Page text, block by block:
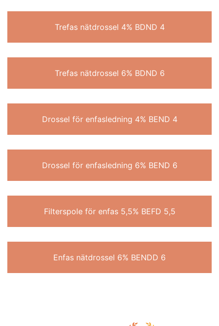
Trefas nätdrossel 4% BDND 4
Trefas nätdrossel 6% BDND 6
Drossel för enfasledning 4% BEND 4
Drossel för enfasledning 6% BEND 6
Filterspole för enfas 5,5% BEFD 5,5
Enfas nätdrossel 6% BENDD 6